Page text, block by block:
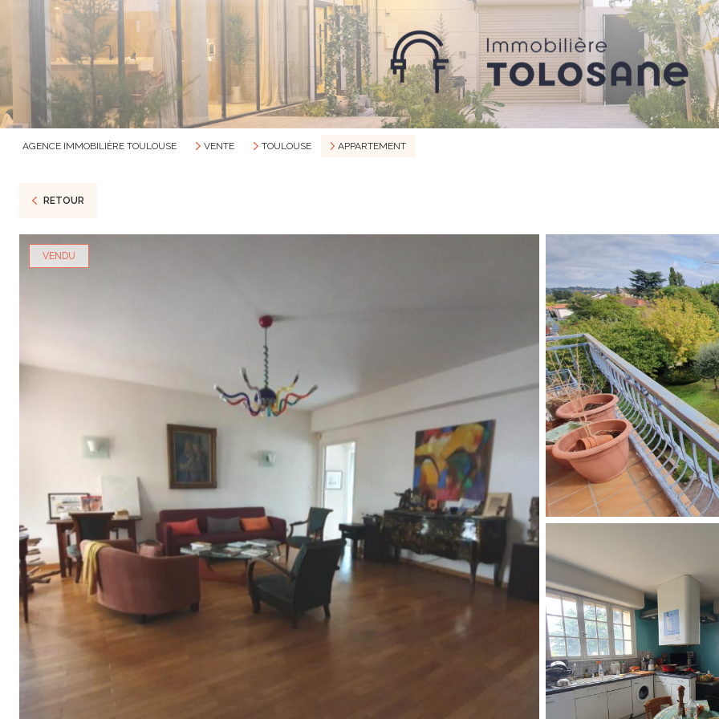
AGENCE IMMOBILIÈRE TOULOUSE VENTE TOULOUSE APPARTEMENT
RETOUR
VENDU